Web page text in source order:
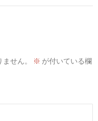
せん。 ※ が付いている欄